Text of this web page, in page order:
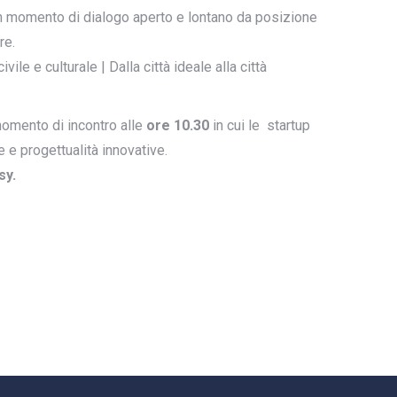
di dialogo aperto e lontano da posizione
e culturale | Dalla città ideale alla città
di incontro alle ore 10.30 in cui le startup
e progettualità innovative.